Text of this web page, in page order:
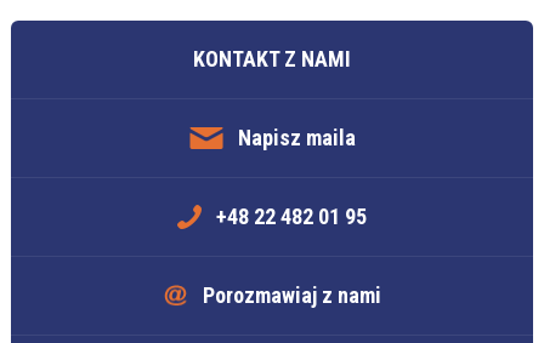
KONTAKT Z NAMI
Napisz maila
+48 22 482 01 95
Porozmawiaj z nami